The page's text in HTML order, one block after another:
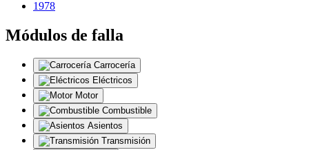
1978
Módulos de falla
Carrocería
Eléctricos
Motor
Combustible
Asientos
Transmisión